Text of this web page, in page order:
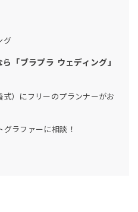
グ
「ブラプラ ウェディング」
式）にフリーのプランナーがお
ラファーに相談！